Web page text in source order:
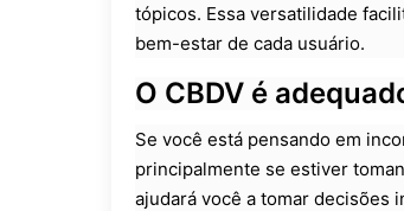
tópicos. Essa versatilidade
bem-estar de cada usuário.
O CBDV é
Se você está pensando em
principalmente se estiver
ajudará você a tomar decisões